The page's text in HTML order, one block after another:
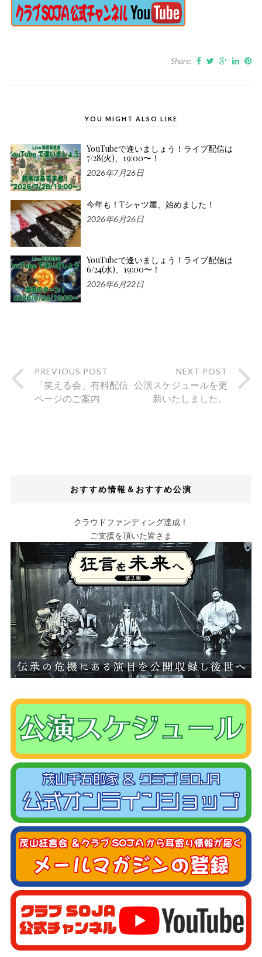
Share:
YOU MIGHT ALSO LIKE
YouTubeで逢いましょう！ライブ配信は
7/28(火)、19:00〜！
2026年7月26日
今年も！Tシャツ屋、始めました！
2026年6月26日
YouTubeで逢いましょう！ライブ配信は
6/24(水)、19:00〜！
2026年6月22日
PREVIOUS POST
「笑える会」有料配信
ページのご案内
NEXT POST
公演スケジュールを更
新いたしました。
おすすめ情報＆おすすめ公演
クラウドファンディング達成！
ご支援を頂いた皆さま